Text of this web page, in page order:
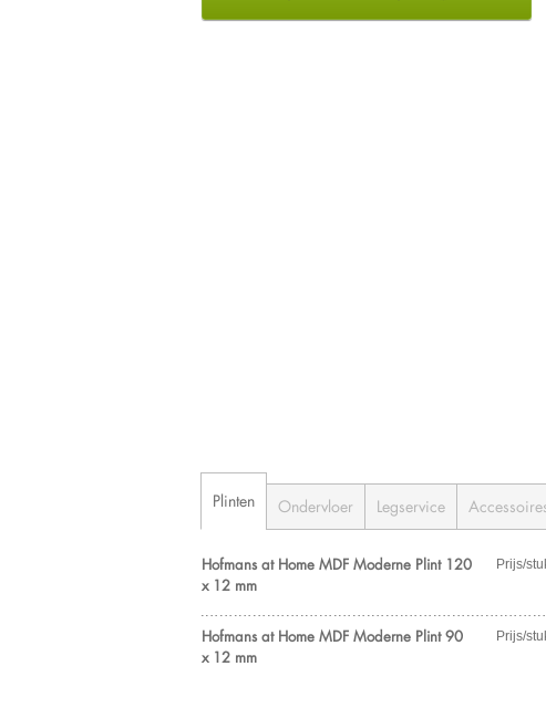
Plinten Ondervloer Legservice
Hofmans at Home MDF Moderne Plint 120
x 12 mm
Prijs/
Hofmans at Home MDF Moderne Plint 90
x 12 mm
Prijs/